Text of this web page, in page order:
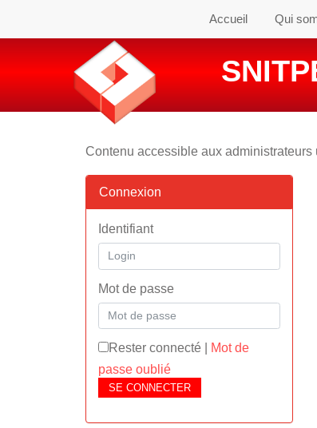
Accueil Qui
Contenu accessible aux administrateurs
Connexion
Identifiant
Mot de passe
Rester connecté
Mot de
passe oublié
SE CONNECTER